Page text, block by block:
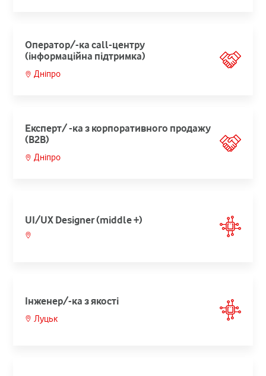
Оператор/-ка call-центру
(інформаційна підтримка)
Дніпро
Експерт/ -ка з корпоративного продажу
(B2B)
Дніпро
UI/UX Designer (middle +)
Інженер/-ка з якості
Луцьк